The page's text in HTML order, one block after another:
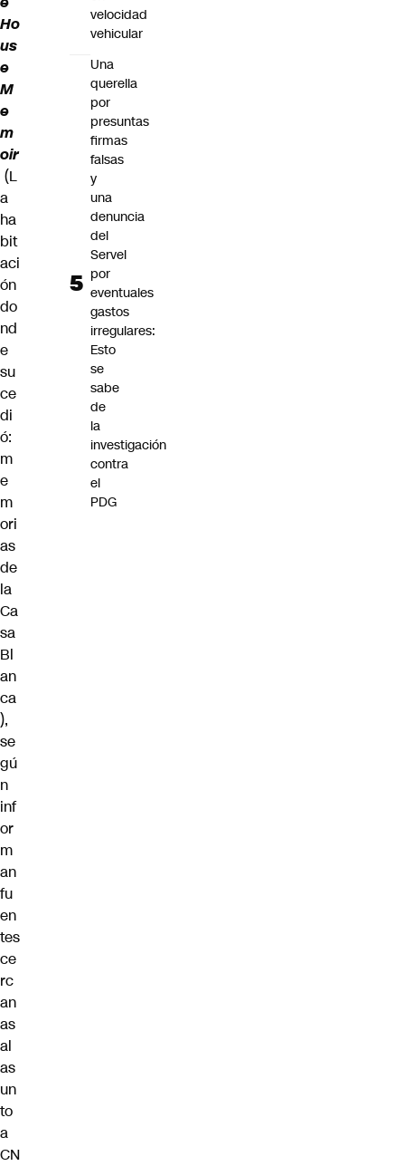
Ho
us
e
M
e
m
oir
(L
a
ha
bit
aci
ón
do
nd
e
su
ce
di
ó:
m
e
m
ori
as
de
la
Ca
sa
Bl
an
ca
),
se
gú
n
inf
or
m
an
fu
en
tes
ce
rc
an
as
al
as
un
to
a
CN
velocidad
vehicular
Una
querella
por
presuntas
firmas
falsas
y
una
denuncia
del
Servel
por
eventuales
gastos
irregulares:
Esto
se
sabe
de
la
investigación
contra
el
PDG